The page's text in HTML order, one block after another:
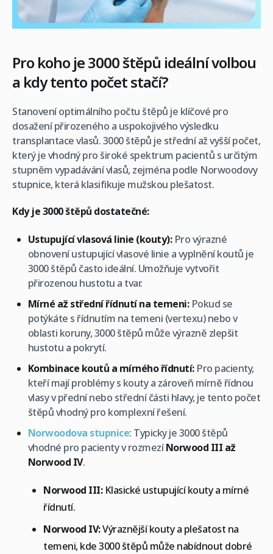
Pro koho je 3000 štěpů ideální volbou
a kdy tento počet stačí?
Stanovení optimálního počtu štěpů je klíčové pro
dosažení přirozeného a uspokojivého výsledku
transplantace vlasů. 3000 štěpů je střední až vyšší počet,
který je vhodný pro široké spektrum pacientů s určitým
stupněm vypadávání vlasů, zejména podle Norwoodovy
stupnice, která klasifikuje mužskou plešatost.
Kdy je 3000 štěpů dostatečné:
Ustupující vlasová linie (kouty):Pro výrazné
obnovení ustupující vlasové linie a vyplnění koutů je
3000 štěpů často ideální. Umožňuje vytvořit
přirozenou hustotu a tvar.
Mírné až střední řídnutí na temeni:Pokud se
potýkáte s řídnutím na temeni (vertexu) nebo v
oblasti koruny, 3000 štěpů může výrazně zlepšit
hustotu a pokrytí.
Kombinace koutů a mírného řídnutí:Pro pacienty,
kteří mají problémy s kouty a zároveň mírně řídnou
vlasy v přední nebo střední části hlavy, je tento počet
štěpů vhodný pro komplexní řešení.
Norwoodova stupnice: Typicky je 3000 štěpů
vhodné pro pacienty v rozmezíNorwood III až
Norwood IV.
Norwood III:Klasické ustupující kouty a mírné
řídnutí.
Norwood IV:Výraznější kouty a plešatost na
temeni, kde 3000 štěpů může nabídnout dobré